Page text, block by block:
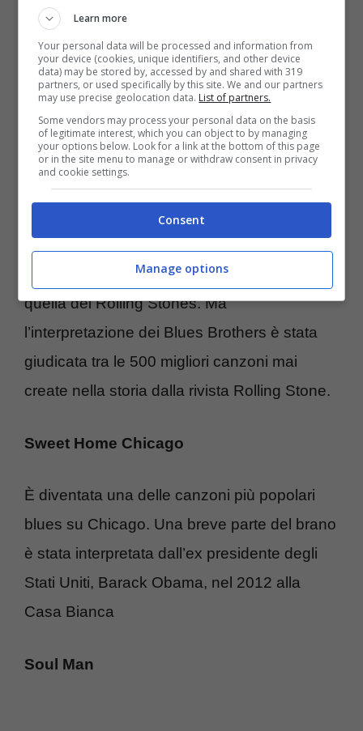
Everybody Needs Somebody To Love
“Everybody Needs Somebody To Love” è
una canzone scritta da Bert Berns, Jerry
stata oggetto di tante cover tra cui anche
quella dei Rolling Stones. Ma
l’interpretazione dei Blues Brothers è stata
giudicata tra le 500 migliori canzoni mai
create nella storia dalla rivista Rolling Stone.
Sweet Home Chicago
È diventata una delle canzoni più popolari
blues su Chicago. Una breve parte del brano
è stata interpretata dall’ex presidente degli
Stati Uniti, Barack Obama, nel 2012 alla
Casa Bianca
Soul Man
Learn more
Your personal data will be processed and information from
your device (cookies, unique identifiers, and other device
data) may be stored by, accessed by and shared with 319
partners, or used specifically by this site. We and our partners
may use precise geolocation data. List of partners.
Some vendors may process your personal data on the basis
of legitimate interest, which you can object to by managing
your options below. Look for a link at the bottom of this page
or in the site menu to manage or withdraw consent in privacy
and cookie settings.
Consent
Manage options